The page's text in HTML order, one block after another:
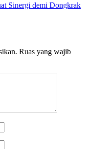
Sinergi demi Dongkrak
Ruas yang wajib